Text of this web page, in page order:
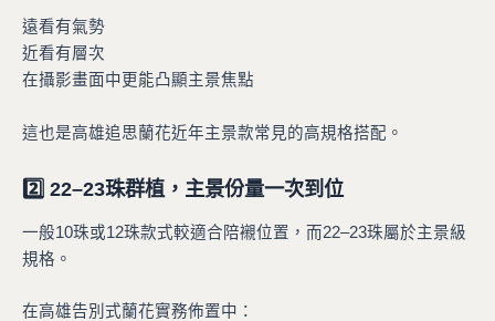
遠看有氣勢
近看有層次
在攝影畫面中更能凸顯主景焦點
這也是高雄追思蘭花近年主景款常見的高規格搭配。
2️⃣ 22–23珠群植，主景份量一次到位
一般10珠或12珠款式較適合陪襯位置，而22–23珠屬於主景級
規格。
在高雄告別式蘭花實務佈置中：